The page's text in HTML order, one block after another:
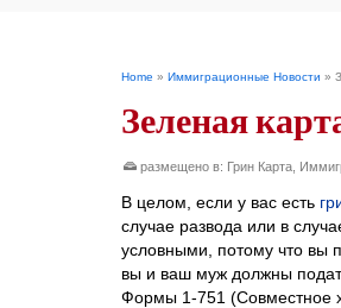
Home » Иммиграционные Новости »
Зеленая
размещено в: Грин Карта
В целом, если у вас есть
случае развода или в
условными, потому что вы
вы и ваш муж должны
Формы 1-751 (Совместное